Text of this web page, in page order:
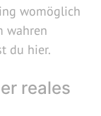
womöglich
wahren
du hier.
reales